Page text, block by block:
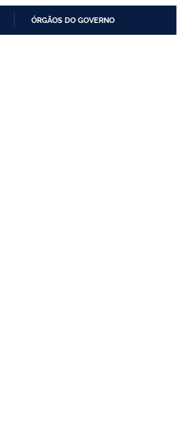
ÓRGÃOS DO GOVERNO